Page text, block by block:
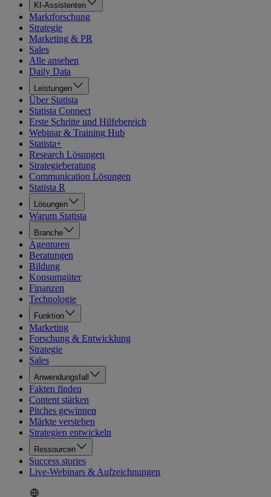
KI-Assistenten
Marktforschung
Strategie
Marketing & PR
Sales
Alle ansehen
Daily Data
Leistungen
Über Statista
Statista Connect
Erste Schritte und Hilfebereich
Webinar & Training Hub
Statista+
Research Lösungen
Strategieberatung
Communication Lösungen
Statista R
Lösungen
Warum Statista
Branche
Agenturen
Beratungen
Bildung
Konsumgüter
Finanzen
Technologie
Funktion
Marketing
Forschung & Entwicklung
Strategie
Sales
Anwendungsfall
Fakten finden
Content stärken
Pitches gewinnen
Märkte verstehen
Strategien entwickeln
Ressourcen
Success stories
Live-Webinars & Aufzeichnungen